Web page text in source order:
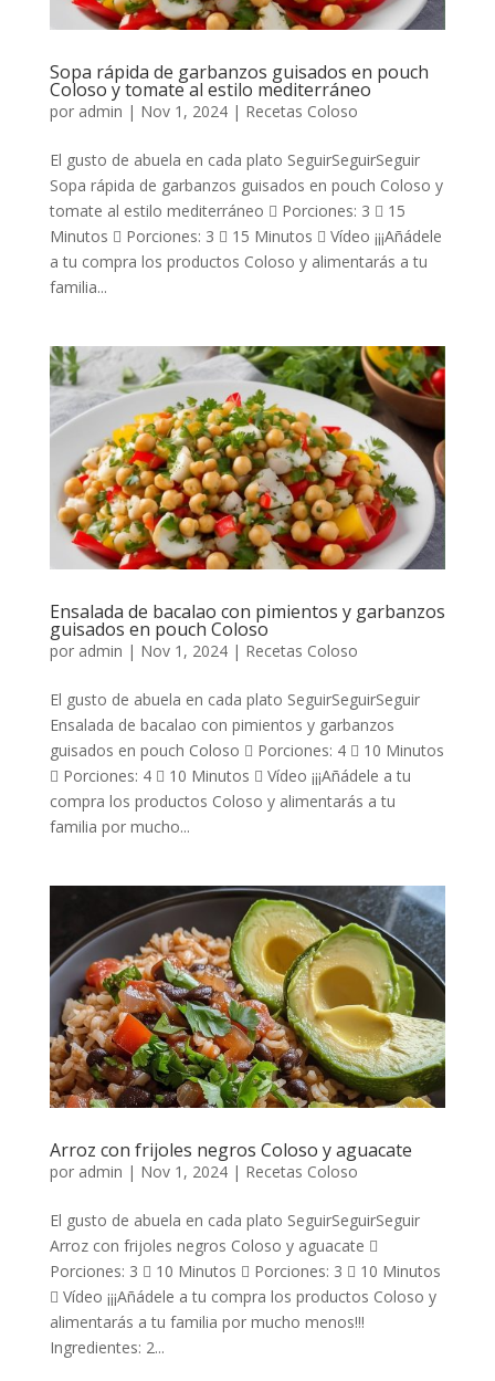
Sopa rápida de garbanzos guisados en pouch
Coloso y tomate al estilo mediterráneo
por admin | Nov 1, 2024| Recetas Coloso
El gusto de abuela en cada plato SeguirSeguirSeguir
Sopa rápida de garbanzos guisados en pouch Coloso y
tomate al estilo mediterráneo  Porciones: 3  15
Minutos  Porciones: 3  15 Minutos  Vídeo ¡¡¡Añádele
a tu compra los productos Coloso y alimentarás a tu
familia...
Ensalada de bacalao con pimientos y garbanzos
guisados en pouch Coloso
por admin | Nov 1, 2024| Recetas Coloso
El gusto de abuela en cada plato SeguirSeguirSeguir
Ensalada de bacalao con pimientos y garbanzos
guisados en pouch Coloso  Porciones: 4  10 Minutos
 Porciones: 4  10 Minutos  Vídeo ¡¡¡Añádele a tu
compra los productos Coloso y alimentarás a tu
familia por mucho...
Arroz con frijoles negros Coloso y aguacate
por admin | Nov 1, 2024| Recetas Coloso
El gusto de abuela en cada plato SeguirSeguirSeguir
Arroz con frijoles negros Coloso y aguacate 
Porciones: 3  10 Minutos  Porciones: 3  10 Minutos
 Vídeo ¡¡¡Añádele a tu compra los productos Coloso y
alimentarás a tu familia por mucho menos!!!
Ingredientes: 2...